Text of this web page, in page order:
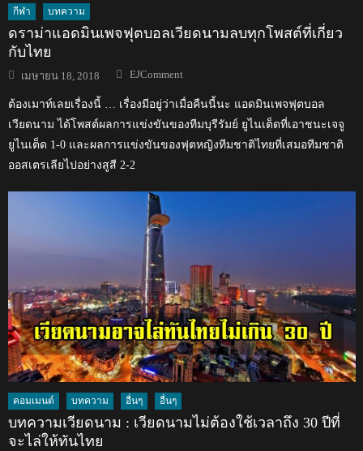
กีฬา บทความ
ดราม่าแอดมินเพจฟุตบอลเวียดนามลบทุกโพสต์ที่เกี่ยว
กับไทย
Posted
on
เมษายน 18, 2018 Author
EJComment
ต้องเมาท์เลยเรื่องนี้ … เรื่องมีอยู่ว่าเมื่อคืนนี้นะ แอดมินเพจฟุตบอล
เวียดนาม ได้โพสต์ผลการแข่งขันของทีมบุรีรัมย์ ยูไนเต็ดที่เอาชนะเจจู
ยูไนเต็ด 1-0 และผลการแข่งขันของฟุตหญิงทีมชาติไทยที่เสมอทีมชาติ
ออสเตรเลียไปอย่างสูสี 2-2
คอมเมนต์ บทความ อื่นๆ อื่นๆ
บทความเวียดนาม : เวียดนามไม่ต้องใช้เวลาถึง 30 ปีที่
จะไล่ให้ทันไทย